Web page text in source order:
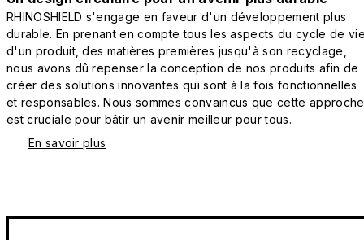
RHINOSHIELD s'engage en faveur d'un développement plus
durable. En prenant en compte tous les aspects du cycle de
d'un produit, des matières premières jusqu'à son recyclage,
nous avons dû repenser la conception de nos produits afin de
créer des solutions innovantes qui sont à la fois fonctionnelles
et responsables. Nous sommes convaincus que cette approche
est cruciale pour bâtir un avenir meilleur pour tous.
En savoir plus